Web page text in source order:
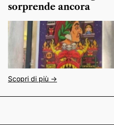
sorprende ancora
Scopri di più ->